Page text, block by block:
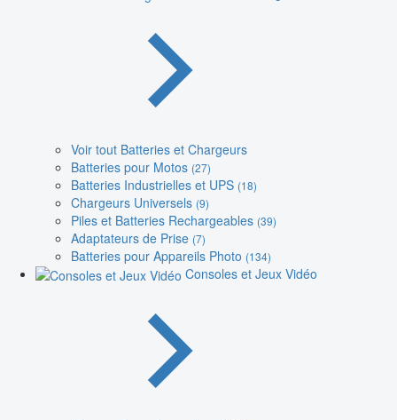
Voir tout Batteries et Chargeurs
Batteries pour Motos (27)
Batteries Industrielles et UPS (18)
Chargeurs Universels (9)
Piles et Batteries Rechargeables (39)
Adaptateurs de Prise (7)
Batteries pour Appareils Photo (134)
Consoles et Jeux Vidéo